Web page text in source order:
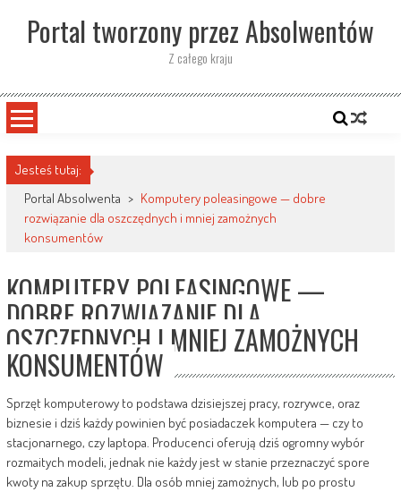
contentPortal tworzony przez Absolwentów
Z całego kraju
Jesteś tutaj:
Portal Absolwenta > Komputery poleasingowe — dobre
rozwiązanie dla oszczędnych i mniej zamożnych
konsumentów
KOMPUTERY POLEASINGOWE —
DOBRE ROZWIĄZANIE DLA
OSZCZĘDNYCH I MNIEJ ZAMOŻNYCH
KONSUMENTÓW
Sprzęt komputerowy to podstawa dzisiejszej pracy, rozrywce, oraz
biznesie i dziś każdy powinien być posiadaczek komputera — czy to
stacjonarnego, czy laptopa. Producenci oferują dziś ogromny wybór
rozmaitych modeli, jednak nie każdy jest w stanie przeznaczyć spore
kwoty na zakup sprzętu. Dla osób mniej zamożnych, lub po prostu